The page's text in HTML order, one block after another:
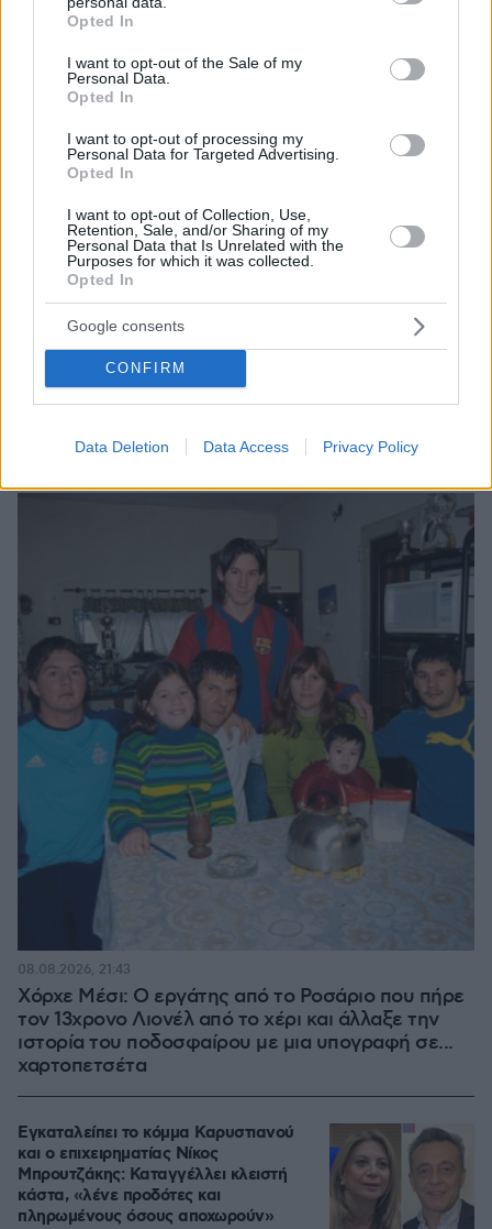
grant or deny consent to Google and its third-party tags to
use your data for below specified purposes in below Google
consent section.
Opted In
I want to opt-out of the Sale of my
Personal Data.
Opted In
I want to opt-out of processing my
Personal Data for Targeted Advertising.
Opted In
I want to opt-out of Collection, Use,
Retention, Sale, and/or Sharing of my
Personal Data that Is Unrelated with the
Purposes for which it was collected.
Opted In
Google consents
CONFIRM
Data Deletion Data Access Privacy Policy
Κλειστό σήμερα το beach bar στην Πάρο όπου
πνίγηκε ο 4χρονος: Το χρονικό της τραγωδίας
09.08.2026, 09:28
Χόρχε Μέσι: Ο εργάτης από το Ροσάριο που πήρε
τον 13χρονο Λιονέλ από το χέρι και άλλαξε την
ιστορία του ποδοσφαίρου με μια υπογραφή σε...
χαρτοπετσέτα
08.08.2026, 21:43
Εγκαταλείπει το κόμμα Καρυστιανού
και ο επιχειρηματίας Νίκος
Μπρουτζάκης: Καταγγέλλει κλειστή
κάστα, «λένε προδότες και
πληρωμένους όσους αποχωρούν»